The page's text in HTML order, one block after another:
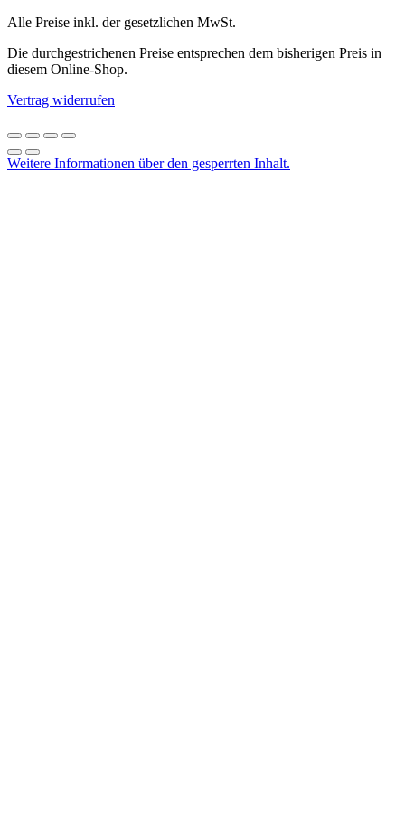
Alle Preise inkl. der gesetzlichen MwSt.
Die durchgestrichenen Preise entsprechen dem bisherigen Preis in
diesem Online-Shop.
Vertrag widerrufen
Weitere Informationen über den gesperrten Inhalt.